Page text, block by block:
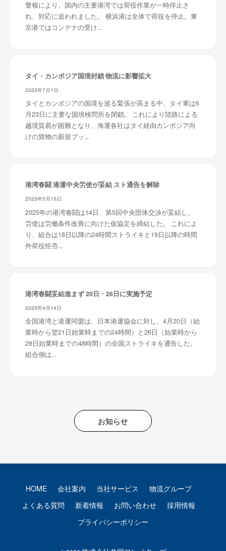
警報により、国内の主要港湾では荷役作業が一時停止さ
れ、対応に追われました。 横浜港は全体で荷役を停止。東
京港ではコンテナの受け...
タイ・カンボジア国境封鎖 物流に影響拡大
2025年7月1日
タイとカンボジアの国境を巡る緊張が高まる中、タイ軍は6
月23日に主要な国境検問所を閉鎖。 これにより陸路による
越境貿易が困難となり、海運各社はタイ経由カンボジア向
けの貨物の新規ブッ...
港湾春闘 港運中央労使が妥結 スト通告を解除
2025年5月15日
2025年の港湾春闘は14日、第5回中央団体交渉が妥結し、
労使は労働条件改善に向けた仮協定を締結した。 これによ
り、組合は18日以降の24時間ストライキと19日以降の時間
外荷役拒否...
港湾春闘妥結進まず 20日・26日に実施予定
2025年4月14日
全国港湾と港運同盟は、日本港運協会に対し、4月20日（始
業時から翌21日始業時までの24時間）と26日（始業時から
28日始業時までの48時間）の全国ストライキを通告した。
組合側は...
お知らせ
HOME 会社案内 当社サービス
物流グループ
よくある質問
新着情報 お問い合わせ
採用情報
プライバシーポリシー